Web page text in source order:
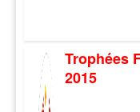
Trophées
2015